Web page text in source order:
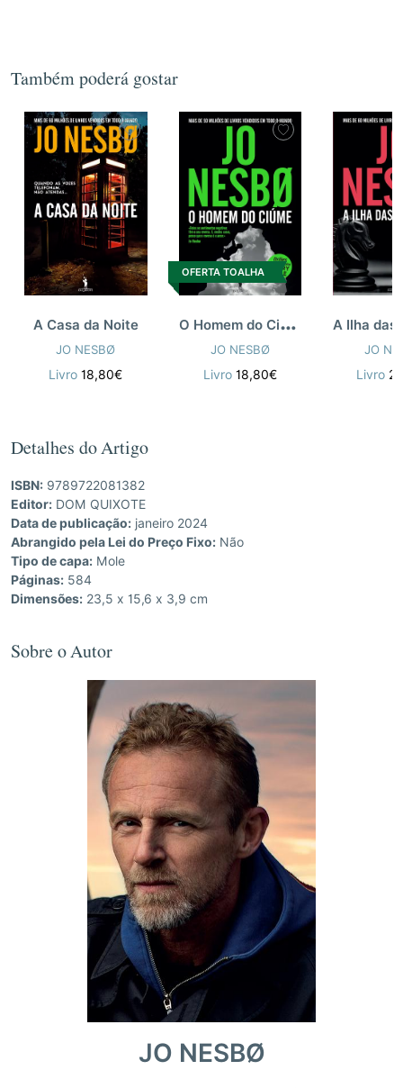
Também poderá gostar
A Casa da Noite
JO NESBØ
Livro18,80€
OFERTA TOALHA
O
Homem do Ciúme e Outros Thrillers
JO NESBØ
Livro 18,80€
JO
Livro
Detalhes do Artigo
ISBN: 9789722081382
Editor: DOM QUIXOTE
Data de publicação: janeiro 2024
Abrangido pela Lei do Preço Fixo: Não
Tipo de capa: Mole
Páginas: 584
Dimensões: 23,5 x 15,6 x 3,9 cm
Sobre o Autor
JO NESBØ